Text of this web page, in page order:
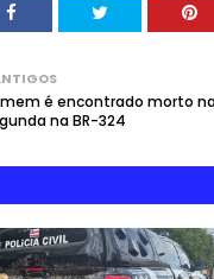
é encontrado morto
na BR-324